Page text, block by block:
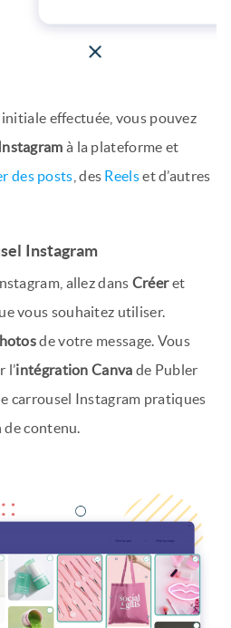
effectuée, vous pouvez
à la plateforme et
des posts , des Reelset d’autres
Instagram
allez dans Créeret
vous souhaitez utiliser.
de votre message. Vous
l’intégration Canva de Publer
carrousel Instagram pratiques
contenu.